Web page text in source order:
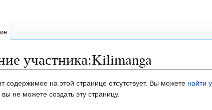
участника:Kilimanga
содержимое на этой странице отсутствует. Вы можете найти
вы не можете создать эту страницу.